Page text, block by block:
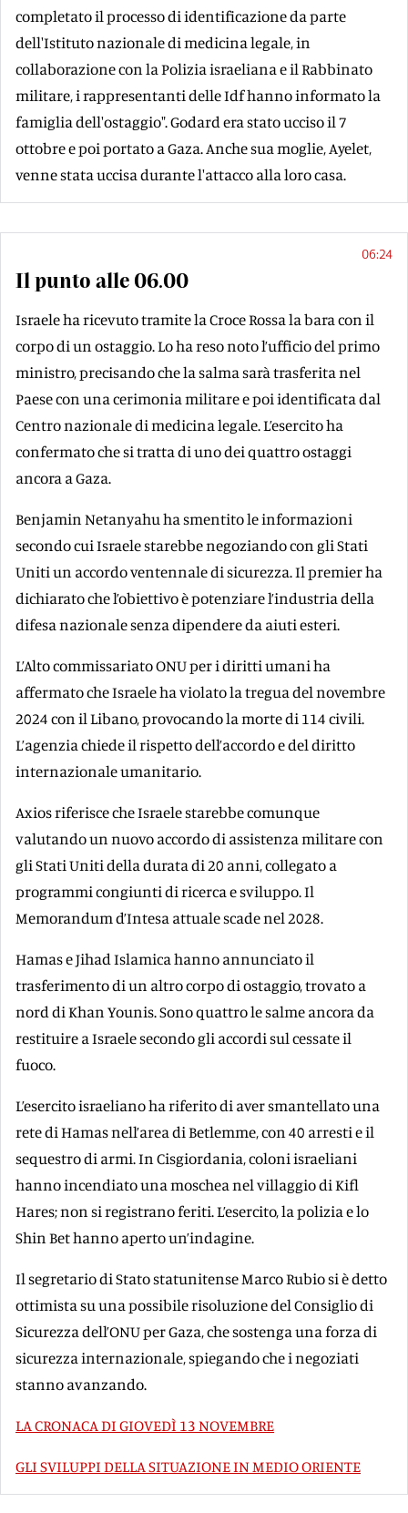
completato il processo di identificazione da parte
dell'Istituto nazionale di medicina legale, in
collaborazione con la Polizia israeliana e il Rabbinato
militare, i rappresentanti delle Idf hanno informato la
famiglia dell'ostaggio". Godard era stato ucciso il 7
ottobre e poi portato a Gaza. Anche sua moglie, Ayelet,
venne stata uccisa durante l'attacco alla loro casa.
06:24
Il punto alle 06.00
Israele ha ricevuto tramite la Croce Rossa la bara con il
corpo di un ostaggio. Lo ha reso noto l’ufficio del primo
ministro, precisando che la salma sarà trasferita nel
Paese con una cerimonia militare e poi identificata dal
Centro nazionale di medicina legale. L’esercito ha
confermato che si tratta di uno dei quattro ostaggi
ancora a Gaza.
Benjamin Netanyahu ha smentito le informazioni
secondo cui Israele starebbe negoziando con gli Stati
Uniti un accordo ventennale di sicurezza. Il premier ha
dichiarato che l’obiettivo è potenziare l’industria della
difesa nazionale senza dipendere da aiuti esteri.
L’Alto commissariato ONU per i diritti umani ha
affermato che Israele ha violato la tregua del novembre
2024 con il Libano, provocando la morte di 114 civili.
L’agenzia chiede il rispetto dell’accordo e del diritto
internazionale umanitario.
Axios riferisce che Israele starebbe comunque
valutando un nuovo accordo di assistenza militare con
gli Stati Uniti della durata di 20 anni, collegato a
programmi congiunti di ricerca e sviluppo. Il
Memorandum d’Intesa attuale scade nel 2028.
Hamas e Jihad Islamica hanno annunciato il
trasferimento di un altro corpo di ostaggio, trovato a
nord di Khan Younis. Sono quattro le salme ancora da
restituire a Israele secondo gli accordi sul cessate il
fuoco.
L’esercito israeliano ha riferito di aver smantellato una
rete di Hamas nell’area di Betlemme, con 40 arresti e il
sequestro di armi. In Cisgiordania, coloni israeliani
hanno incendiato una moschea nel villaggio di Kifl
Hares; non si registrano feriti. L’esercito, la polizia e lo
Shin Bet hanno aperto un’indagine.
Il segretario di Stato statunitense Marco Rubio si è detto
ottimista su una possibile risoluzione del Consiglio di
Sicurezza dell’ONU per Gaza, che sostenga una forza di
sicurezza internazionale, spiegando che i negoziati
stanno avanzando.
LA CRONACA DI GIOVEDÌ 13 NOVEMBRE
GLI SVILUPPI DELLA SITUAZIONE IN MEDIO ORIENTE